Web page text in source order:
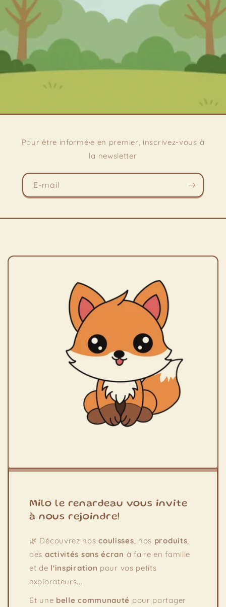
Pour être informé·e en premier, inscrivez-vous à
la newsletter
E-mail
Milo le renardeau vous invite
à nous rejoindre!
🌿 Découvrez noscoulisses , nos produits
des activités sans écran à faire en famille
et de l'inspiration pour vos petits
explorateurs...
Et une belle communauté pour partager